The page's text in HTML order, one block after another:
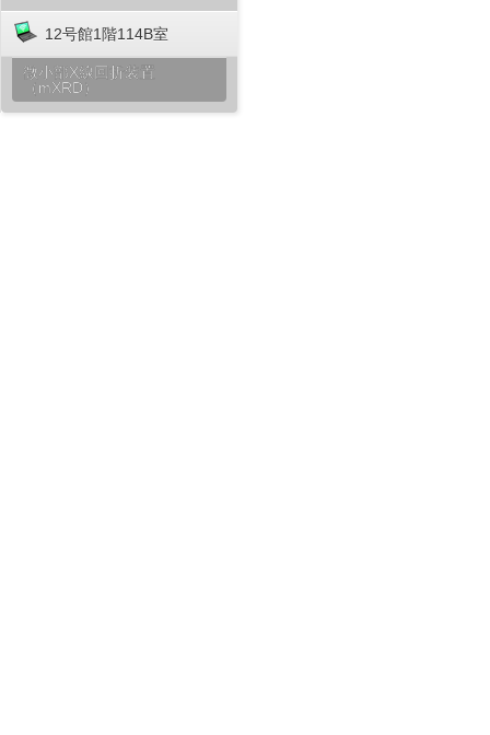
12号館1階114B室
微小部X線回折装置
（mXRD）